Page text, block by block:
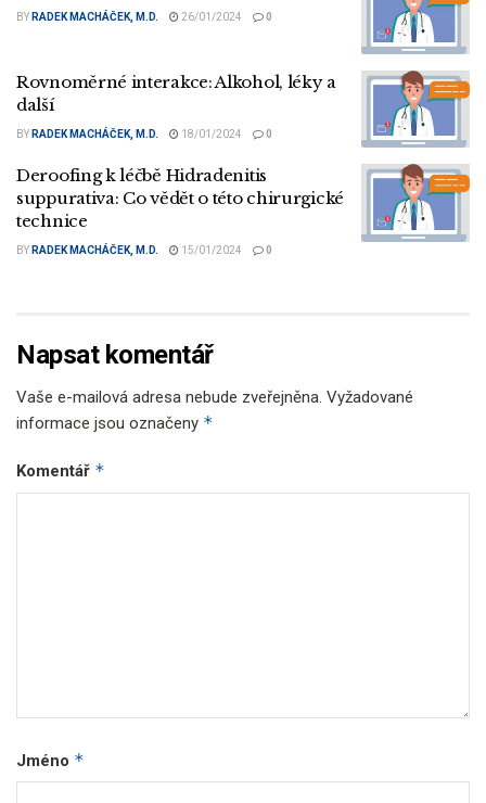
BY RADEK MACHÁČEK, M.D. 26/01/2024 0
Rovnoměrné interakce: Alkohol, léky a
další
BY RADEK MACHÁČEK, M.D. 18/01/2024 0
Deroofing k léčbě Hidradenitis
suppurativa: Co vědět o této chirurgické
technice
BY RADEK MACHÁČEK, M.D. 15/01/2024 0
Napsat komentář
Vaše e-mailová adresa nebude zveřejněna. Vyžadované
informace jsou označeny *
Komentář *
Jméno *